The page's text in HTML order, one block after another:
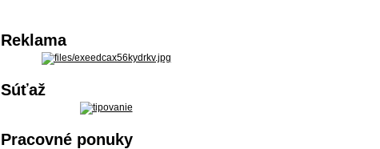
Reklama
Súťaž
Pracovné ponuky